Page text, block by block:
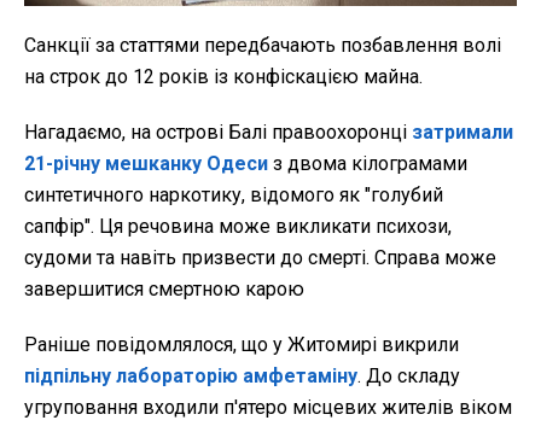
Санкції за статтями передбачають позбавлення волі
на строк до 12 років із конфіскацією майна.
Нагадаємо, на острові Балі правоохоронці затримали
21-річну мешканку Одеси з двома кілограмами
синтетичного наркотику, відомого як "голубий
сапфір". Ця речовина може викликати психози,
судоми та навіть призвести до смерті. Справа може
завершитися смертною карою
Раніше повідомлялося, що у Житомирі викрили
підпільну лабораторію амфетаміну. До складу
угруповання входили п'ятеро місцевих жителів віком